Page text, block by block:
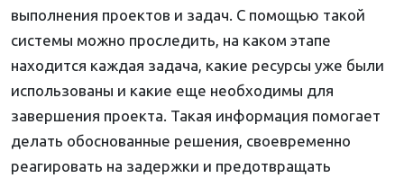
выполнения проектов и задач. С помощью такой
системы можно проследить, на каком этапе
находится каждая задача, какие ресурсы уже были
использованы и какие еще необходимы для
завершения проекта. Такая информация помогает
делать обоснованные решения, своевременно
реагировать на задержки и предотвращать